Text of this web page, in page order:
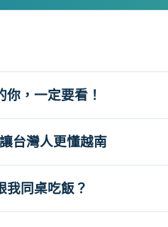
，一定要看！
台灣人更懂越南
我同桌吃飯？